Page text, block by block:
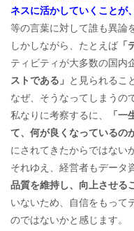
ネスに活かしていくことが
等の言葉に対して誰も異論
しかしながら、たとえば
ティビティが大多数の国内
ストである」 と見られるこ
なぜ、そうなってしまうの
私なりに考察するに、
「
て、何が良くなっているの
にされてきたからではない
それゆえ、経営者もデータ
品質を維持し、向上させる
いないため、自信をもって
のではないかと感じます。